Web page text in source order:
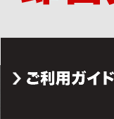
ジャンル別カテゴリ